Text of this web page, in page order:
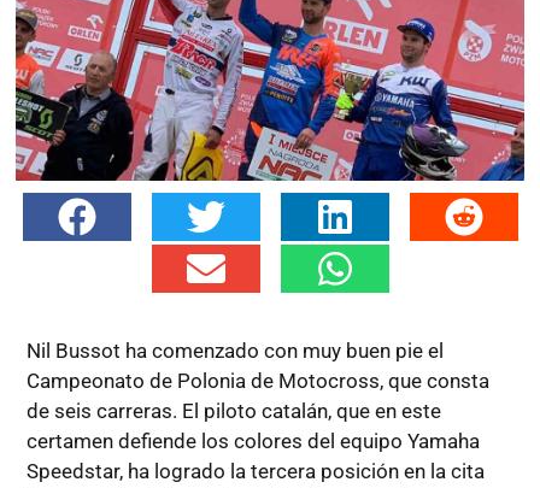
Nil Bussot ha comenzado con muy buen pie el
Campeonato de Polonia de Motocross, que consta
de seis carreras. El piloto catalán, que en este
certamen defiende los colores del equipo Yamaha
Speedstar, ha logrado la tercera posición en la cita